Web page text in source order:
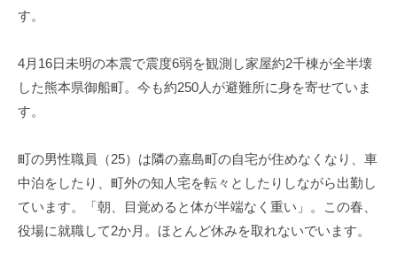
す。
4月16日未明の本震で震度6弱を観測し家屋約2千棟が全半壊
した熊本県御船町。今も約250人が避難所に身を寄せていま
す。
町の男性職員（25）は隣の嘉島町の自宅が住めなくなり、車
中泊をしたり、町外の知人宅を転々としたりしながら出勤し
ています。「朝、目覚めると体が半端なく重い」。この春、
役場に就職して2か月。ほとんど休みを取れないでいます。